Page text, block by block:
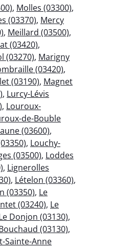
, Molles (03300),
(03370), Mercy
, Meillard (03500),
(03420),
(03270), Marigny
(03420),
(03190), Magnet
, Lurcy-Lévis
, Louroux-
de-Bouble
(03600),
, Louchy-
(03500), Loddes
, Lignerolles
, Lételon (03360),
(03350), Le
(03240), Le
Donjon (03130),
(03130),
Sainte-Anne